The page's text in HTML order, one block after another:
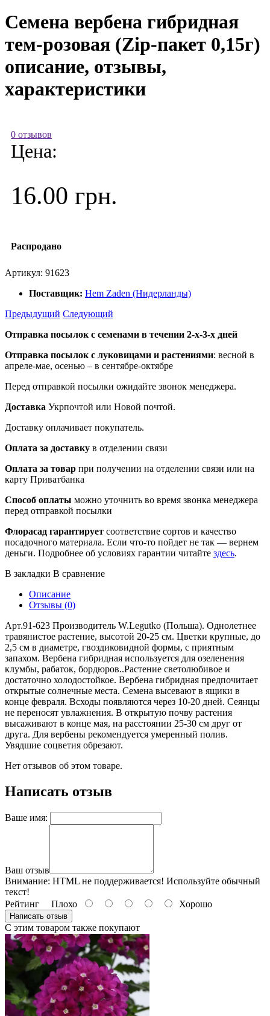
Семена вербена гибридная
тем-розовая (Zip-пакет 0,15г)
описание, отзывы,
характеристики
0 отзывов
Цена:
16.00 грн.
Распродано
Артикул: 91623
Поставщик: Hem Zaden (Нидерланды)
Предыдущий Следующий
Отправка посылок с семенами в течении 2-х-3-х дней
Отправка посылок с луковицами и растениями: весной в
апреле-мае, осенью – в сентябре-октябре
Перед отправкой посылки ожидайте звонок менеджера.
Доставка Укрпочтой или Новой почтой.
Доставку оплачивает покупатель.
Оплата за доставку в отделении связи
Оплата за товар при получении на отделении связи или на
карту Приватбанка
Способ оплаты можно уточнить во время звонка менеджера
перед отправкой посылки
Флорасад гарантирует соответствие сортов и качество
посадочного материала. Если что-то пойдет не так — вернем
деньги. Подробнее об условиях гарантии читайте здесь.
В закладки В сравнение
Описание
Отзывы (0)
Арт.91-623 Производитель W.Legutko (Польша). Однолетнее
травянистое растение, высотой 20-25 см. Цветки крупные, до
2,5 см в диаметре, гвоздиковидной формы, с приятным
запахом. Вербена гибридная используется для озеленения
клумбы, рабаток, бордюров..Растение светолюбивое и
достаточно холодостойкое. Вербена гибридная предпочитает
открытые солнечные места. Семена высевают в ящики в
конце февраля. Всходы появляются через 10-20 дней. Сеянцы
не переносят увлажнения. В открытую почву растения
высаживают в конце мая, на расстоянии 25-30 см друг от
друга. Для вербены рекомендуется умеренный полив.
Увядшие соцветия обрезают.
Нет отзывов об этом товаре.
Написать отзыв
Ваше имя:
Ваш отзыв
Внимание: HTML не поддерживается! Используйте обычный
текст!
Рейтинг Плохо Хорошо
Написать отзыв
С этим товаром также покупают